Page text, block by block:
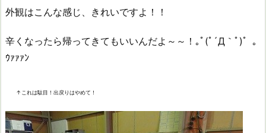
外観はこんな感じ、きれいですよ！！
辛くなったら帰ってきてもいいんだよ～～！｡ﾟ(ﾟ´Д｀ﾟ)゜｡
ｳｧｧｧﾝ
↑これは駄目！出戻りはやめて！